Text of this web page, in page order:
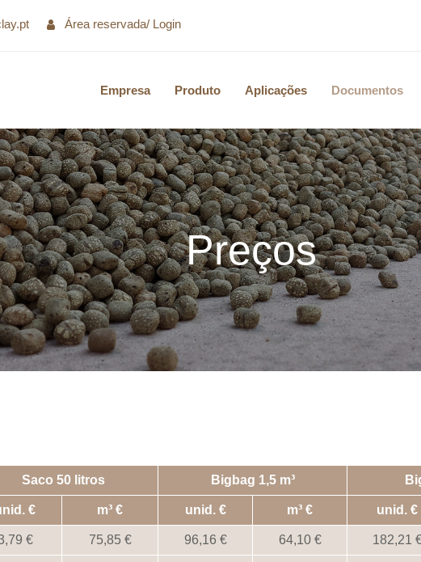
Área reservada/ Login
Empresa Produto Aplicações Documentos
Preços
Saco 50 litros Bigbag 1,5 m³
m³ unid. m³ unid.
75,85 96,16 64,10 182,21